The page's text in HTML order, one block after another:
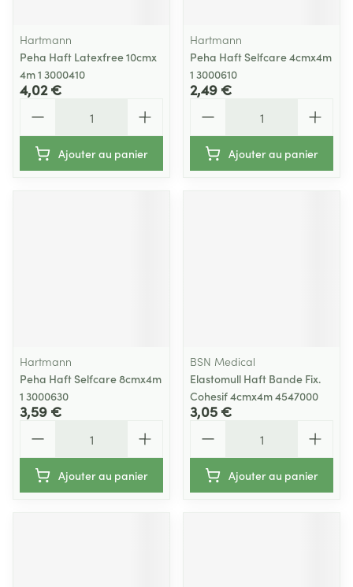
Hartmann
Peha Haft Latexfree 10cmx
4m 1 3000410
4,02 €
Ajouter au panier
Hartmann
Peha Haft Selfcare 4cmx4m
1 3000610
2,49 €
Ajouter au panier
Hartmann
Peha Haft Selfcare 8cmx4m
1 3000630
3,59 €
Ajouter au panier
BSN Medical
Elastomull Haft Bande Fix.
Cohesif 4cmx4m 4547000
3,05 €
Ajouter au panier